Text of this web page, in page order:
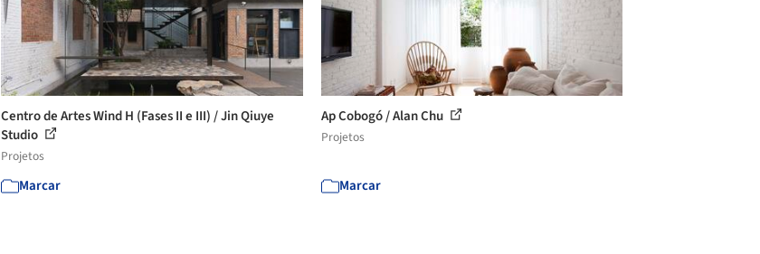
Centro de Artes Wind H (Fases II e III) / Jin Qiuye
Studio
Projetos
Marcar
Ap Cobogó / Alan Chu
Projetos
Marcar